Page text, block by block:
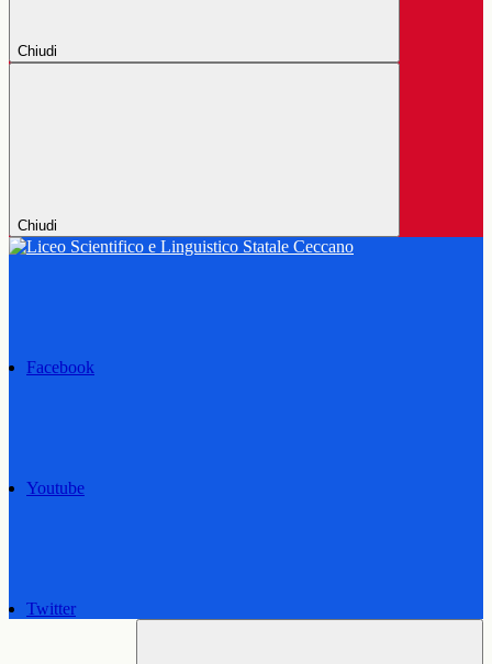
Chiudi
Chiudi
Facebook
Youtube
Twitter